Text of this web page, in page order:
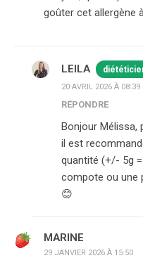
goûter cet allergène
LEILA
20 AVRIL 2026 À 08:39
RÉPONDRE
Bonjour Mélissa,
il est
quantité (+/- 5g
compote ou une
😊
MARINE
29 JANVIER 2026 À 15:50